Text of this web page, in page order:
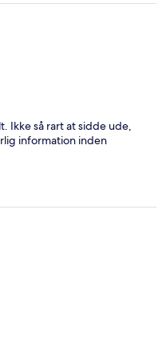
Ikke så rart at sidde ude,
information inden